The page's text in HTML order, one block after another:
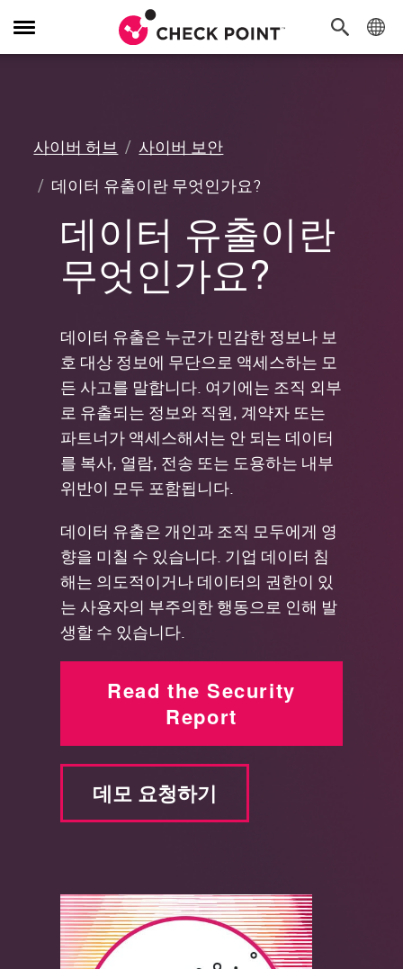
탐
색
사이버 허브
사이버 보안
데이터 유출이란 무엇인가요?
데이터 유출이란
무엇인가요?
데이터 유출은 누군가 민감한 정보나 보
호 대상 정보에 무단으로 액세스하는 모
든 사고를 말합니다. 여기에는 조직 외부
로 유출되는 정보와 직원, 계약자 또는
파트너가 액세스해서는 안 되는 데이터
를 복사, 열람, 전송 또는 도용하는 내부
위반이 모두 포함됩니다.
데이터 유출은 개인과 조직 모두에게 영
향을 미칠 수 있습니다. 기업 데이터 침
해는 의도적이거나 데이터의 권한이 있
는 사용자의 부주의한 행동으로 인해 발
생할 수 있습니다.
Read the Security
Report
데모 요청하기